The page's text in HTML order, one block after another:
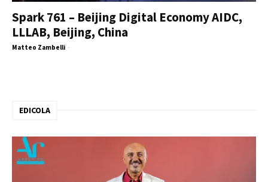
Spark 761 – Beijing Digital Economy AIDC,
LLLAB, Beijing, China
Matteo Zambelli -
EDICOLA